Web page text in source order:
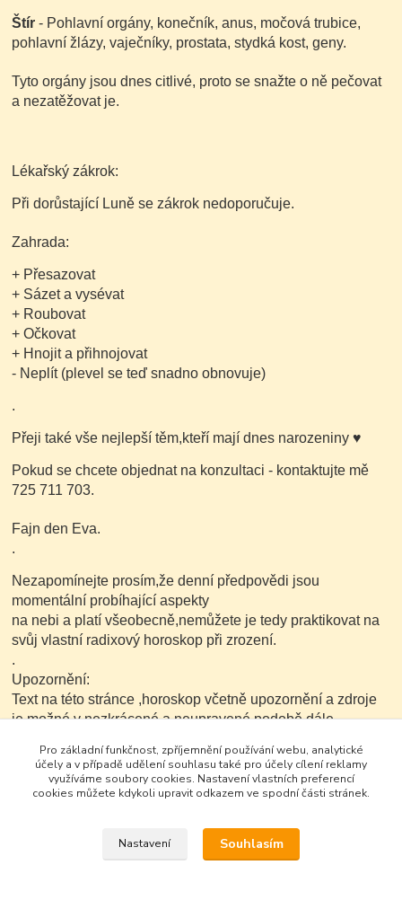
Štír - Pohlavní orgány, konečník, anus, močová trubice,
pohlavní žlázy, vaječníky, prostata, stydká kost, geny.
Tyto orgány jsou dnes citlivé, proto se snažte o ně pečovat
a nezatěžovat je.
Lékařský zákrok:
Při dorůstající Luně se zákrok nedoporučuje.
Zahrada:
+ Přesazovat
+ Sázet a vysévat
+ Roubovat
+ Očkovat
+ Hnojit a přihnojovat
- Neplít (plevel se teď snadno obnovuje)
.
Přeji také vše nejlepší těm,kteří mají dnes narozeniny♥
Pokud se chcete objednat na konzultaci - kontaktujte mě
725 711 703.
Fajn den Eva.
.
Nezapomínejte prosím,že denní předpovědi jsou
momentální probíhající aspekty
na nebi a platí všeobecně,nemůžete je tedy praktikovat na
svůj vlastní radixový horoskop při zrození.
.
Upozornění:
Text na této stránce ,horoskop včetně upozornění a zdroje
je možné v nezkrácené a neupravené podobě dále
způsobem.
Pro základní funkčnost, zpříjemnění používání webu, analytické
účely a v případě udělení souhlasu také pro účely cílení reklamy
využíváme soubory cookies. Nastavení vlastních preferencí
cookies můžete kdykoli upravit odkazem ve spodní části stránek.
Nastavení Souhlasím